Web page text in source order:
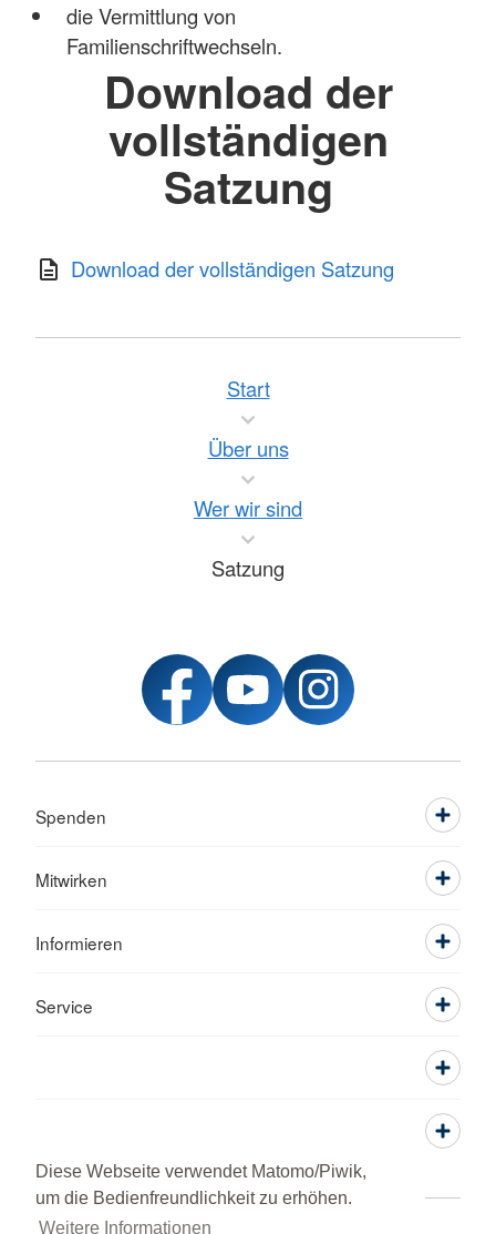
Diese Webseite verwendet Matomo/Piwik,
um die Bedienfreundlichkeit zu erhöhen.
Weitere Informationen
die Vermittlung von
Familienschriftwechseln.
Download der
vollständigen
Satzung
Download der vollständigen Satzung
Start
Über uns
Wer wir sind
Satzung
Spenden
Mitwirken
Informieren
Service